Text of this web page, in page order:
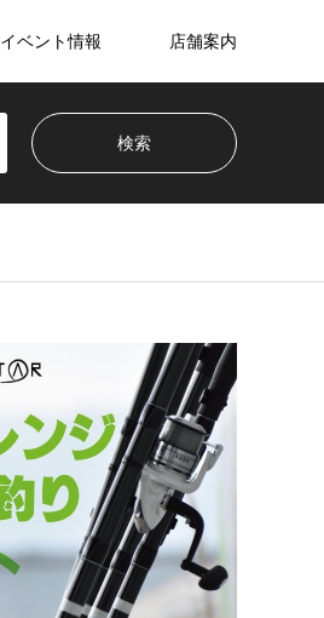
イベント情報 店舗案内